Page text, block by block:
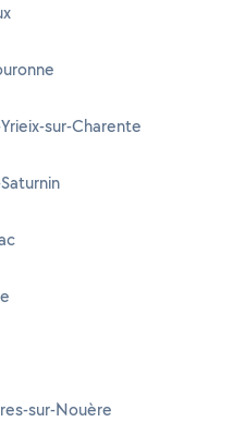
sur-Charente
sur-Nouère